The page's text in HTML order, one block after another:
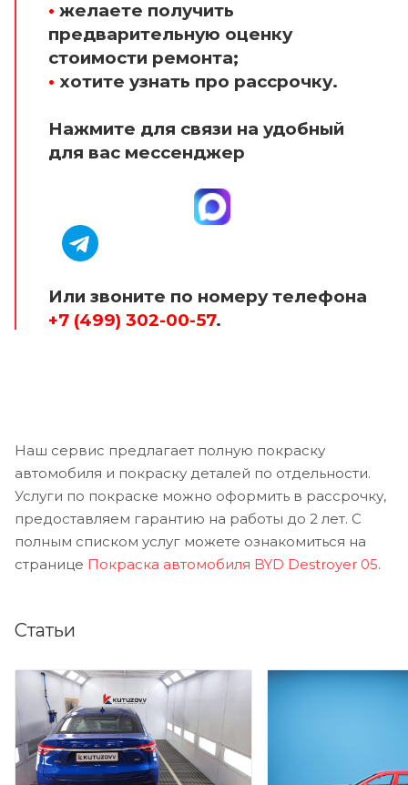
• желаете получить
предварительную оценку
стоимости ремонта;
• хотите узнать про рассрочку.
Нажмите для связи на удобный
для вас мессенджер
Или звоните по номеру телефона
+7 (499) 302-00-57.
Наш сервис предлагает полную покраску
автомобиля и покраску деталей по отдельности.
Услуги по покраске можно оформить в рассрочку,
предоставляем гарантию на работы до 2 лет. С
полным списком услуг можете ознакомиться на
странице Покраска автомобиля BYD Destroyer 05.
Статьи